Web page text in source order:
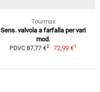
Tourmax
Sens. valvola a farfalla per vari
mod.
PDVC 87,77 €2 72,99 €1